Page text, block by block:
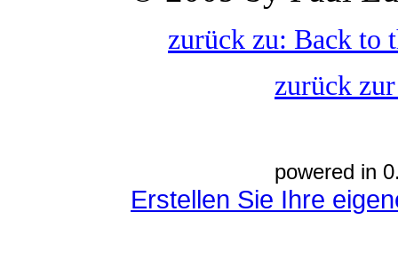
zurück zu: Back to
zurück
powered in
Erstellen Sie Ihre